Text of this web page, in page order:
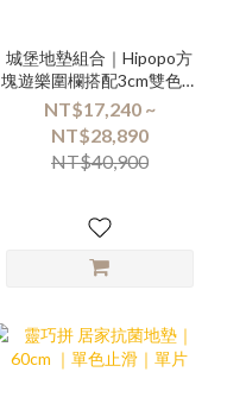
城堡地墊組合｜Hipopo方
塊遊樂圍欄搭配3cm雙色地
墊
NT$17,240 ~
NT$28,890
NT$40,900